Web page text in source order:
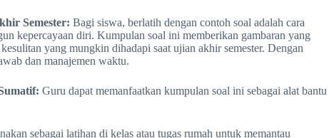
Semester: Bagi siswa, berlatih dengan contoh soal adalah cara
kepercayaan diri. Kumpulan soal ini memberikan gambaran yang
yang mungkin dihadapi saat ujian akhir semester. Dengan
dan manajemen waktu.
Guru dapat memanfaatkan kumpulan soal ini sebagai alat bantu
sebagai latihan di kelas atau tugas rumah untuk memantau